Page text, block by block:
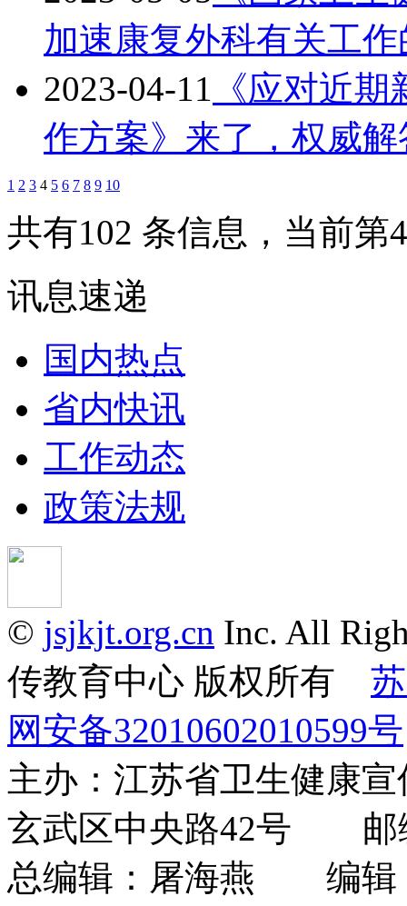
加速康复外科有关工
2023-04-11 《应对近
作方案》来了，权威
1 2 3 4 5 6 7 8 9 10
共有102 条信息，当前第
讯息速递
国内热点
省内快讯
工作动态
政策法规
© jsjkjt.org.cn Inc. All
传教育中心 版权所有
网安备32010602010599号
主办：江苏省卫生健康
玄武区中央路42号 邮
总编辑：屠海燕 编